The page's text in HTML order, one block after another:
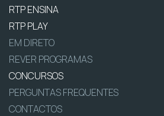
RTP ENSINA
RTP PLAY
EM DIRETO
REVER PROGRAMAS
CONCURSOS
PERGUNTAS FREQUENTES
CONTACTOS